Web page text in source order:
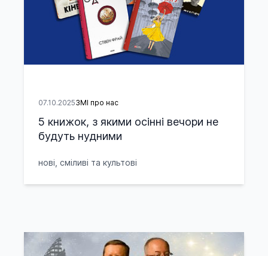
07.10.2025ЗМІ про нас
5 книжок, з якими осінні вечори не
будуть нудними
нові, сміливі та культові